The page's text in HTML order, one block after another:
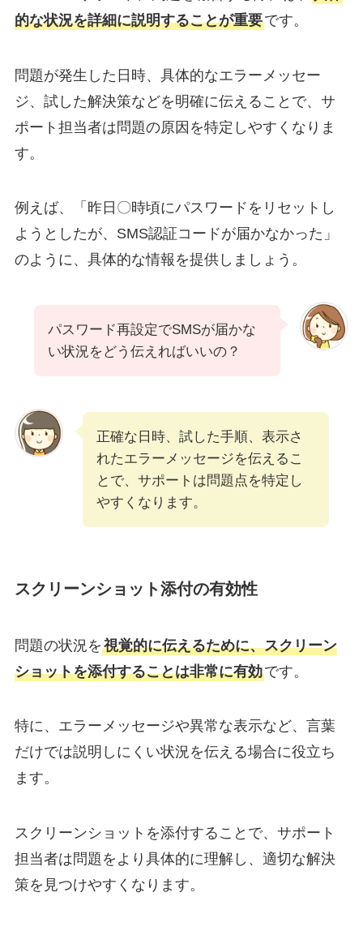
的な状況を詳細に説明することが重要です。
問題が発生した日時、具体的なエラーメッセー
ジ、試した解決策などを明確に伝えることで、サ
ポート担当者は問題の原因を特定しやすくなりま
す。
例えば、「昨日〇時頃にパスワードをリセットし
ようとしたが、SMS認証コードが届かなかった」
のように、具体的な情報を提供しましょう。
パスワード再設定でSMSが届かな
い状況をどう伝えればいいの？
正確な日時、試した手順、表示さ
れたエラーメッセージを伝えるこ
とで、サポートは問題点を特定し
やすくなります。
スクリーンショット添付の有効性
問題の状況を視覚的に伝えるために、スクリーン
ショットを添付することは非常に有効です。
特に、エラーメッセージや異常な表示など、言葉
だけでは説明しにくい状況を伝える場合に役立ち
ます。
スクリーンショットを添付することで、サポート
担当者は問題をより具体的に理解し、適切な解決
策を見つけやすくなります。